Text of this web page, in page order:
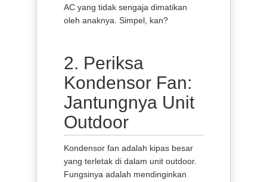
AC yang tidak sengaja dimatikan
oleh anaknya. Simpel, kan?
2. Periksa
Kondensor Fan:
Jantungnya Unit
Outdoor
Kondensor fan adalah kipas besar
yang terletak di dalam unit outdoor.
Fungsinya adalah mendinginkan